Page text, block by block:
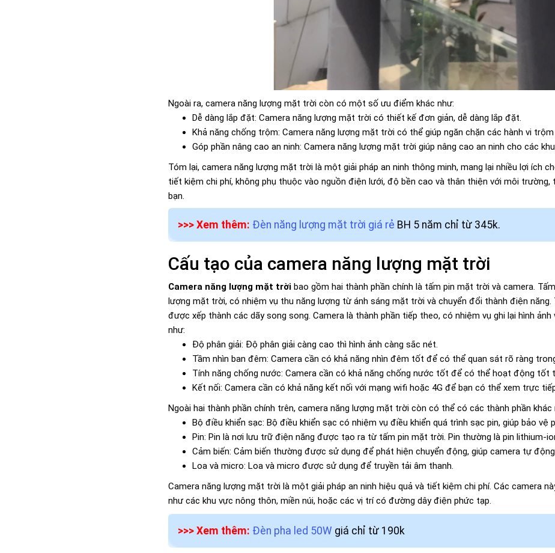
Ngoài ra, camera năng lượng mặt trời còn có một số ưu điểm khác như:
Dễ dàng lắp đặt: Camera năng lượng mặt trời có thiết kế đơn giản, dễ dàng lắp đặt.
Khả năng chống trộm: Camera năng lượng mặt trời có thể giúp ngăn chặn các hành vi trộm
Góp phần nâng cao an ninh: Camera năng lượng mặt trời giúp nâng cao an ninh cho các
Tóm lại, camera năng lượng mặt trời là một giải pháp an ninh thông minh, mang lại nhiều lợi ích
tiết kiệm chi phí, không phụ thuộc vào nguồn điện lưới, độ bền cao và thân thiện với môi
bạn.
>>> Xem thêm: Đèn năng lượng mặt trời giá rẻ BH 5 năm chỉ từ 345k.
Cấu tạo của camera năng lượng mặt trời
Camera năng lượng mặt trời bao gồm hai thành phần chính là tấm pin mặt trời và camera.
lượng mặt trời, có nhiệm vụ thu năng lượng từ ánh sáng mặt trời và chuyển đổi thành điện
được xếp thành các dãy song song. Camera là thành phần tiếp theo, có nhiệm vụ ghi lại hình
như:
Độ phân giải: Độ phân giải càng cao thì hình ảnh càng sắc nét.
Tầm nhìn ban đêm: Camera cần có khả năng nhìn đêm tốt để có thể quan sát rõ ràng
Tính năng chống nước: Camera cần có khả năng chống nước tốt để có thể hoạt động tốt
Kết nối: Camera cần có khả năng kết nối với mạng wifi hoặc 4G để bạn có thể xem trực
Ngoài hai thành phần chính trên, camera năng lượng mặt trời còn có thể có các thành phần khác
Bộ điều khiển sạc: Bộ điều khiển sạc có nhiệm vụ điều khiển quá trình sạc pin, giúp bảo vệ
Pin: Pin là nơi lưu trữ điện năng được tạo ra từ tấm pin mặt trời. Pin thường là pin lithium-
Cảm biến: Cảm biến thường được sử dụng để phát hiện chuyển động, giúp camera tự
Loa và micro: Loa và micro được sử dụng để truyền tải âm thanh.
Camera năng lượng mặt trời là một giải pháp an ninh hiệu quả và tiết kiệm chi phí. Các camera
như các khu vực nông thôn, miền núi, hoặc các vị trí có đường dây điện phức tạp.
>>> Xem thêm: Đèn pha led 50W giá chỉ từ 190k